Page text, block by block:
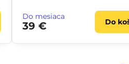
Do mesiaca
39 € Do